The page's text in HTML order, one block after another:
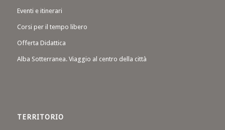
Eventi e itinerari
Corsi per il tempo libero
Offerta Didattica
Alba Sotterranea. Viaggio al centro della città
TERRITORIO